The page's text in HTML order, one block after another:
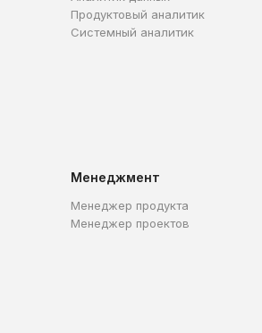
Продуктовый аналитик
Системный аналитик
Менеджмент
Менеджер продукта
Менеджер проектов